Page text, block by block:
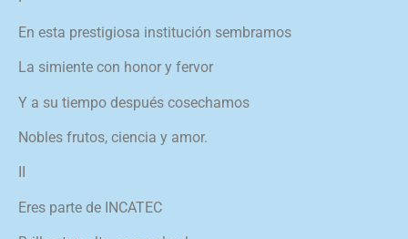
En esta prestigiosa institución sembramos
La simiente con honor y fervor
Y a su tiempo después cosechamos
Nobles frutos, ciencia y amor.
Eres parte de INCATEC